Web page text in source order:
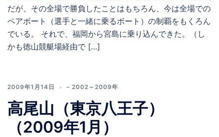
だが、その全場で勝負したことはもちろん、今は全場での
ペアボート（選手と一緒に乗るボート）の制覇をもくろん
でいる。 それで、福岡から宮島に乗り込んできた。（し
かも徳山競艇場経由で […]
2009年1月14日 – 2002～2009年
高尾山（東京八王子）
（2009年1月）